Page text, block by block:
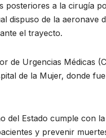
posteriores a la cirugía
dispuso de la aeronave
el trayecto.
de Urgencias Médicas
de la Mujer, donde
del Estado cumple con
y prevenir